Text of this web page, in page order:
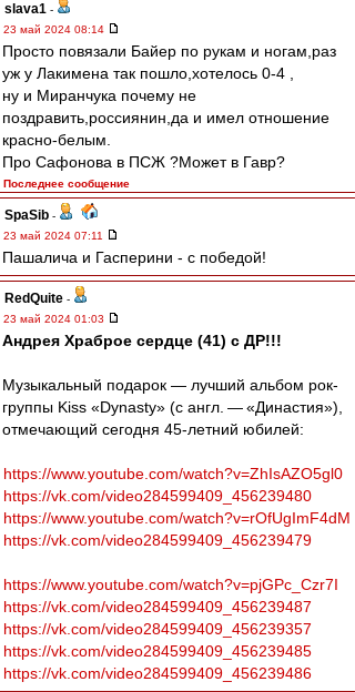
slava1 -
23 май 2024 08:14
Просто повязали Байер по рукам и ногам,раз
уж у Лакимена так пошло,хотелось 0-4 ,
ну и Миранчука почему не
поздравить,россиянин,да и имел отношение
красно-белым.
Про Сафонова в ПСЖ ?Может в Гавр?
Последнее сообщение
SpaSib -
23 май 2024 07:11
Пашалича и Гасперини - с победой!
RedQuite -
23 май 2024 01:03
Андрея Храброе сердце (41) с ДР!!!
Музыкальный подарок — лучший альбом рок-
группы Kiss «Dynasty» (с англ. — «Династия»),
отмечающий сегодня 45-летний юбилей:
https://www.youtube.com/watch?v=ZhIsAZO5gl0
https://vk.com/video284599409_456239480
https://www.youtube.com/watch?v=rOfUgImF4dM
https://vk.com/video284599409_456239479
https://www.youtube.com/watch?v=pjGPc_Czr7I
https://vk.com/video284599409_456239487
https://vk.com/video284599409_456239357
https://vk.com/video284599409_456239485
https://vk.com/video284599409_456239486